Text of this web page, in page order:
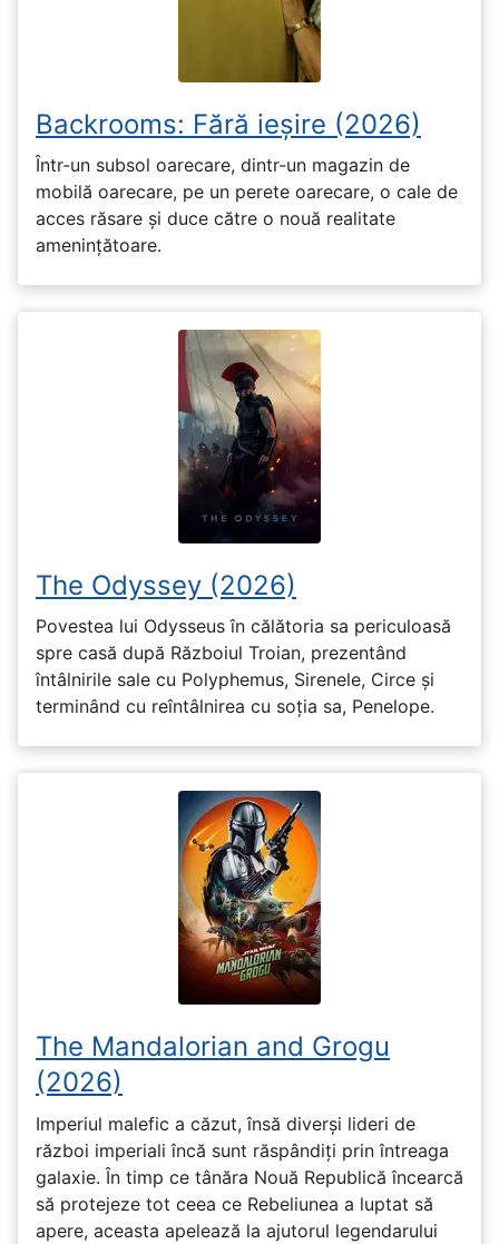
Backrooms: Fără ieșire (2026)
Într-un subsol oarecare, dintr-un magazin de
mobilă oarecare, pe un perete oarecare, o cale de
acces răsare și duce către o nouă realitate
amenințătoare.
The Odyssey (2026)
Povestea lui Odysseus în călătoria sa periculoasă
spre casă după Războiul Troian, prezentând
întâlnirile sale cu Polyphemus, Sirenele, Circe și
terminând cu reîntâlnirea cu soția sa, Penelope.
The Mandalorian and Grogu
(2026)
Imperiul malefic a căzut, însă diverși lideri de
război imperiali încă sunt răspândiți prin întreaga
galaxie. În timp ce tânăra Nouă Republică încearcă
să protejeze tot ceea ce Rebeliunea a luptat să
apere, aceasta apelează la ajutorul legendarului